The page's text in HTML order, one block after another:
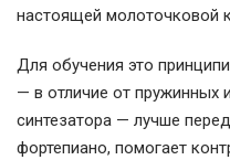
настоящей молоточковой
Для обучения это
— в отличие от пружинных
синтезатора — лучше
фортепиано, помогает